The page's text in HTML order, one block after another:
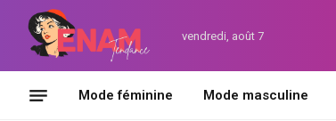
vendredi, août 7
Mode féminine Mode masculine